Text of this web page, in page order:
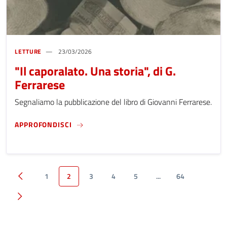
LETTURE 23/03/2026
"Il caporalato. Una storia", di G.
Ferrarese
Segnaliamo la pubblicazione del libro di Giovanni Ferrarese.
APPROFONDISCI "IL CAPORALATO. UNA STORIA", DI G.
precedente
1 2 3 4 5 ... 64
successivo